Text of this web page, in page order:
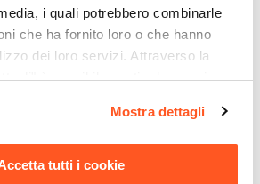
i quali potrebbero combinarle
che ha fornito loro o che hanno
dei loro servizi. Attraverso la
è possibile gestire le proprie
informazioni si invita a leggere la
.
Mostra dettagli
tutti i cookie